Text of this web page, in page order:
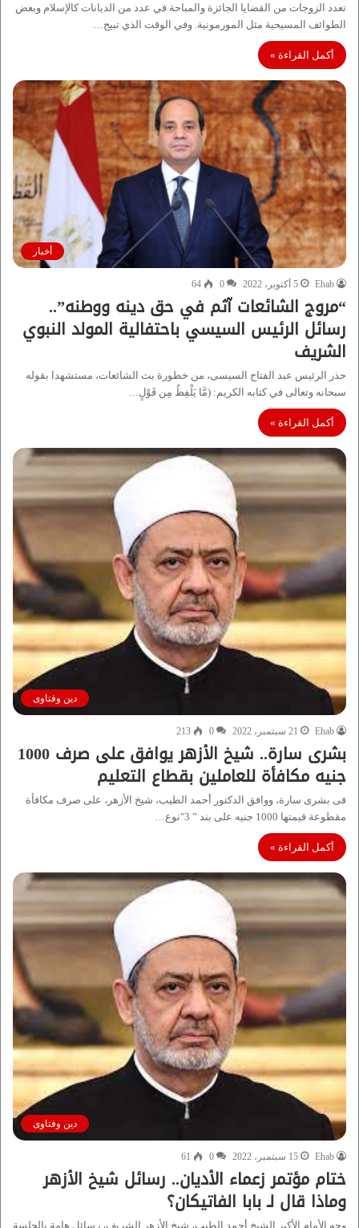
تعدد الزوجات من القضايا الجائزة والمباحة في عدد من الديانات كالإسلام وبعض
الطوائف المسيحية مثل المورمونية. وفي الوقت الذي تبيح…
أكمل القراءة »
أخبار
Ehab 5 أكتوبر، 2022 0
64
“مروج الشائعات آثم في حق دينه ووطنه”..
رسائل الرئيس السيسي باحتفالية المولد النبوي
الشريف
حذر الرئيس عبد الفتاح السيسى، من خطورة بث الشائعات، مستشهدا بقوله
سبحانه وتعالى في كتابه الكريم: (مَّا يَلْفِظُ مِن قَوْلٍ…
أكمل القراءة »
دين وفتاوى
Ehab 21 سبتمبر، 2022 0
213
بشرى سارة.. شيخ الأزهر يوافق على صرف 1000
جنيه مكافأة للعاملين بقطاع التعليم
فى بشرى سارة، ووافق الدكتور أحمد الطيب، شيخ الأزهر، على صرف مكافأة
مقطوعة قيمتها 1000 جنيه على بند ” 3″نوع…
أكمل القراءة »
دين وفتاوى
Ehab 15 سبتمبر، 2022 0
61
ختام مؤتمر زعماء الأديان.. رسائل شيخ الأزهر
وماذا قال لـ بابا الفاتيكان؟
وجه الأمام الأكبر الشيخ أحمد الطيب، شيخ الأزهر الشريف، رسائل هامة بالجلسة